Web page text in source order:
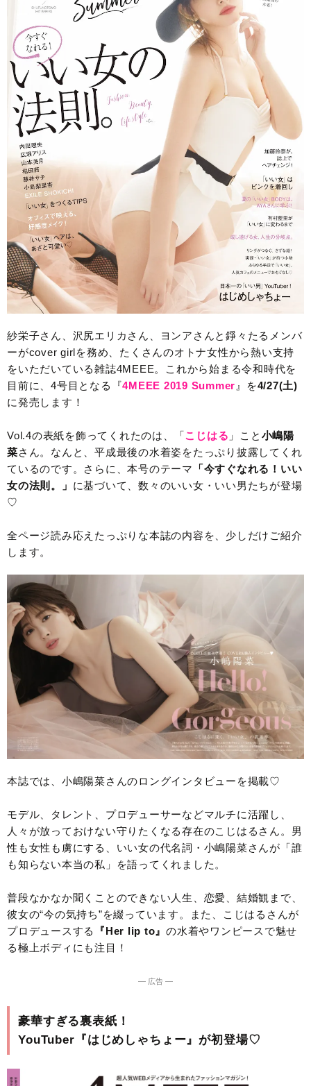
紗栄子さん、沢尻エリカさん、ヨンアさんと錚々たるメンバ
ーがcover girlを務め、たくさんのオトナ女性から熱い支持
をいただいている雑誌4MEEE。これから始まる令和時代を
目前に、4号目となる『4MEEE 2019 Summer 』を4/27(土)
に発売します！
Vol.4の表紙を飾ってくれたのは、「こじはる 」こと 小嶋陽
菜さん。なんと、平成最後の水着姿をたっぷり披露してくれ
ているのです。さらに、本号のテーマ
「今すぐなれる！いい
女の法則。」 に基づいて、数々のいい女・いい男たちが登場
♡
全ページ読み応えたっぷりな本誌の内容を、少しだけご紹介
します。
本誌では、小嶋陽菜さんのロングインタビューを掲載♡
モデル、タレント、プロデューサーなどマルチに活躍し、
人々が放っておけない守りたくなる存在のこじはるさん。男
性も女性も虜にする、いい女の代名詞・小嶋陽菜さんが「誰
も知らない本当の私」を語ってくれました。
普段なかなか聞くことのできない人生、恋愛、結婚観まで、
彼女の“今の気持ち”を綴っています。また、こじはるさんが
プロデュースする
『Her lip to』 の水着やワンピースで魅せ
る極上ボディにも注目！
― 広告 ―
豪華すぎる裏表紙！
YouTuber『はじめしゃちょー』が初登場♡